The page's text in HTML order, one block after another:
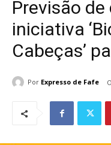
Previsão
iniciativa
Cabeças’
Por Expresso de Fafe